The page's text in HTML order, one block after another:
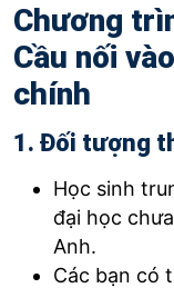
Chương
Cầu nối
chính
1. Đối tượng
Học sinh
đại học
Anh.
Các bạn có